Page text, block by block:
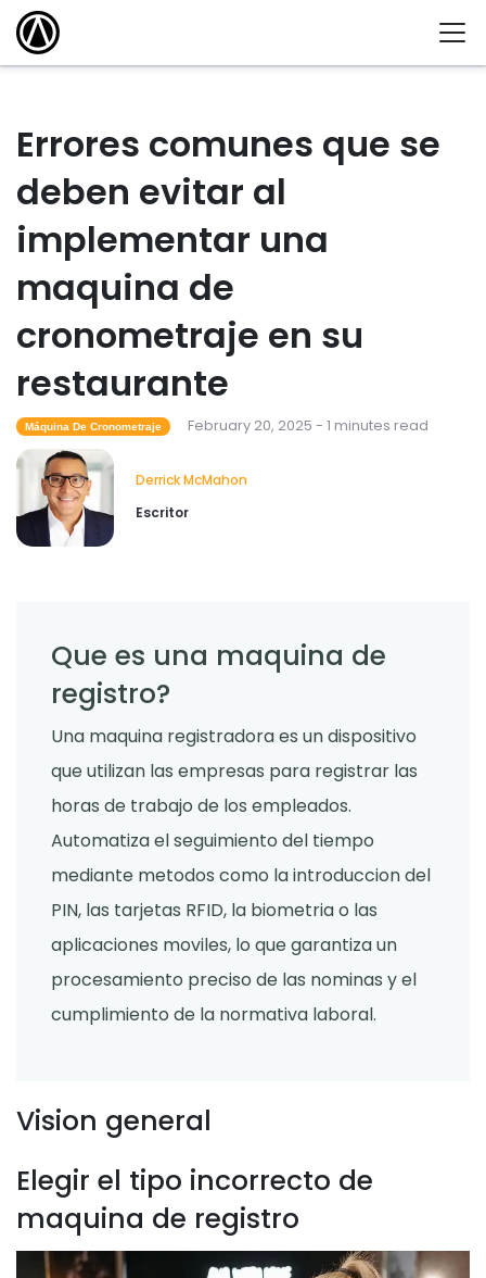
Errores comunes que se
deben evitar al
implementar una
maquina de
cronometraje en su
restaurante
Máquina De Cronometraje February 20, 2025 - 1 minutes read
Derrick McMahon
Escritor
Que es una maquina de
registro?
Una maquina registradora es un dispositivo
que utilizan las empresas para registrar las
horas de trabajo de los empleados.
Automatiza el seguimiento del tiempo
mediante metodos como la introduccion del
PIN, las tarjetas RFID, la biometria o las
aplicaciones moviles, lo que garantiza un
procesamiento preciso de las nominas y el
cumplimiento de la normativa laboral.
Vision general
Elegir el tipo incorrecto de
maquina de registro